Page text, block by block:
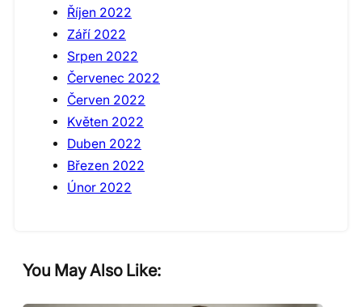
Říjen 2022
Září 2022
Srpen 2022
Červenec 2022
Červen 2022
Květen 2022
Duben 2022
Březen 2022
Únor 2022
You May Also Like: